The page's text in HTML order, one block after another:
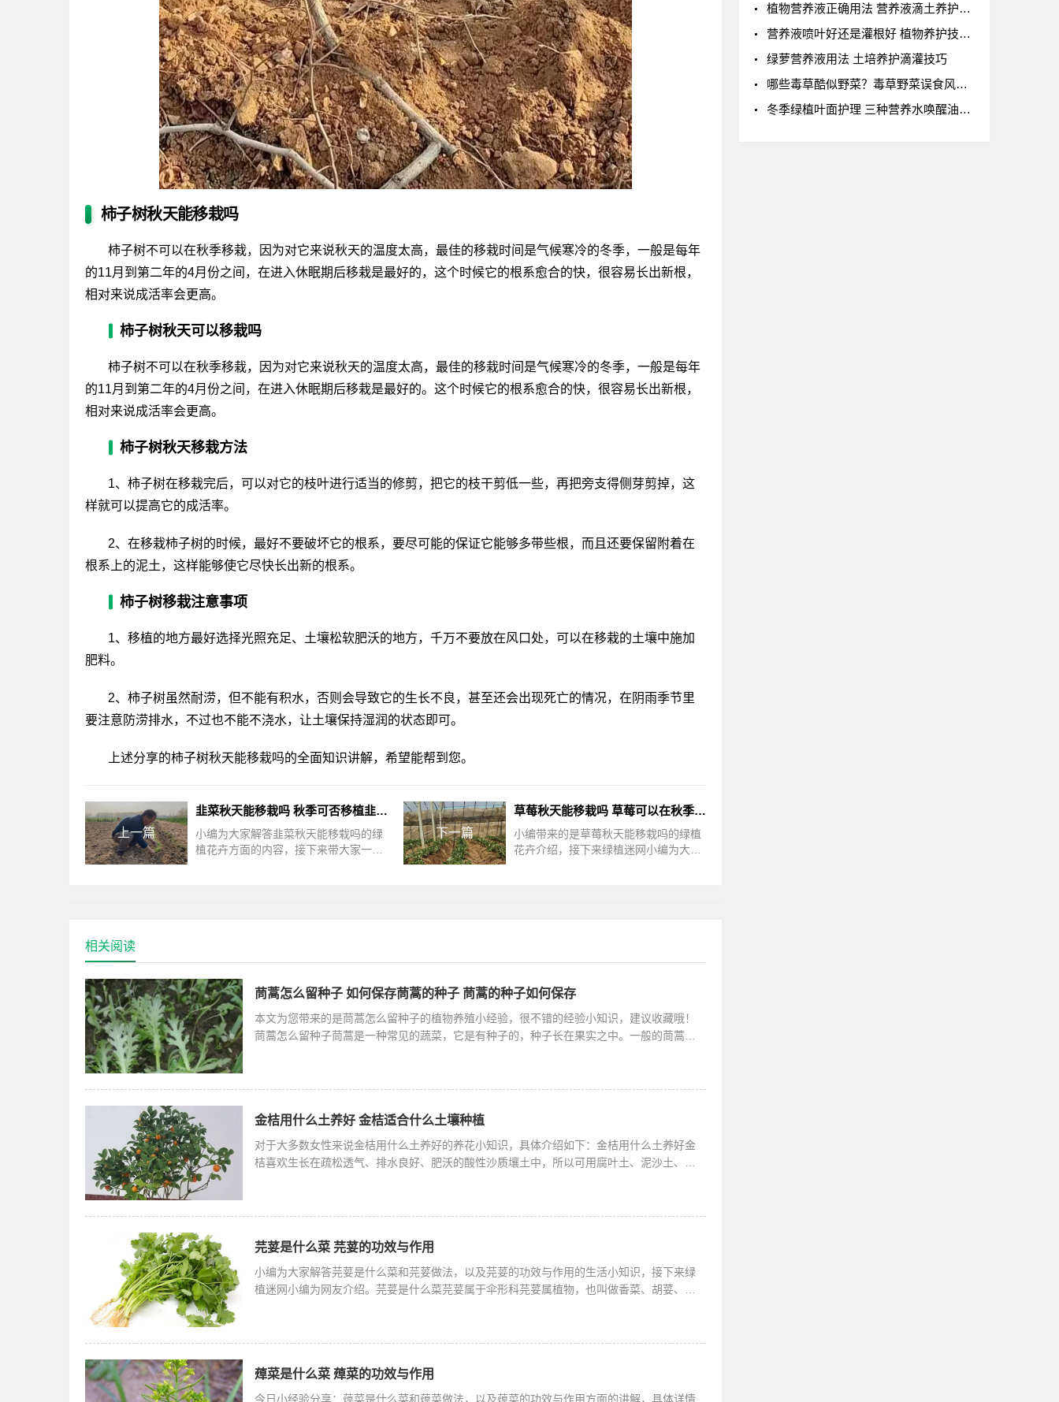
柿子树秋天能移栽吗
柿子树不可以在秋季移栽，因为对它来说秋天的温度太高，最佳的移栽时间是气候寒冷的冬季，一般是每年
的11月到第二年的4月份之间，在进入休眠期后移栽是最好的，这个时候它的根系愈合的快，很容易长出新根，
相对来说成活率会更高。
柿子树秋天可以移栽吗
柿子树不可以在秋季移栽，因为对它来说秋天的温度太高，最佳的移栽时间是气候寒冷的冬季，一般是每年
的11月到第二年的4月份之间，在进入休眠期后移栽是最好的。这个时候它的根系愈合的快，很容易长出新根，
相对来说成活率会更高。
柿子树秋天移栽方法
1、柿子树在移栽完后，可以对它的枝叶进行适当的修剪，把它的枝干剪低一些，再把旁支得侧芽剪掉，这
样就可以提高它的成活率。
2、在移栽柿子树的时候，最好不要破坏它的根系，要尽可能的保证它能够多带些根，而且还要保留附着在
根系上的泥土，这样能够使它尽快长出新的根系。
柿子树移栽注意事项
1、移植的地方最好选择光照充足、土壤松软肥沃的地方，千万不要放在风口处，可以在移栽的土壤中施加
肥料。
2、柿子树虽然耐涝，但不能有积水，否则会导致它的生长不良，甚至还会出现死亡的情况，在阴雨季节里
要注意防涝排水，不过也不能不浇水，让土壤保持湿润的状态即可。
上述分享的柿子树秋天能移栽吗的全面知识讲解，希望能帮到您。
上一篇
韭菜秋天能移栽吗 秋季可否移植韭菜？
小编为大家解答韭菜秋天能移栽吗的绿
植花卉方面的内容，接下来带大家一起
下一篇
草莓秋天能移栽吗 草莓可以在秋季移栽吗？
小编带来的是草莓秋天能移栽吗的绿植
花卉介绍，接下来绿植迷网小编为大家
相关阅读
茼蒿怎么留种子 如何保存茼蒿的种子 茼蒿的种子如何保存
本文为您带来的是茼蒿怎么留种子的植物养殖小经验，很不错的经验小知识，建议收藏哦！
茼蒿怎么留种子茼蒿是一种常见的蔬菜，它是有种子的，种子长在果实之中。一般的茼蒿再
金桔用什么土养好 金桔适合什么土壤种植
对于大多数女性来说金桔用什么土养好的养花小知识，具体介绍如下：金桔用什么土养好金
桔喜欢生长在疏松透气、排水良好、肥沃的酸性沙质壤土中，所以可用腐叶土、泥沙土、饼
芫荽是什么菜 芫荽的功效与作用
小编为大家解答芫荽是什么菜和芫荽做法，以及芫荽的功效与作用的生活小知识，接下来绿
植迷网小编为网友介绍。芫荽是什么菜芫荽属于伞形科芫荽属植物，也叫做香菜、胡荽、香
蔊菜是什么菜 蔊菜的功效与作用
今日小经验分享：蔊菜是什么菜和蔊菜做法，以及蔊菜的功效与作用方面的讲解，具体详情
植物营养液正确用法 营养液滴土养护与喷洒频率
营养液喷叶好还是灌根好 植物养护技巧全解答
绿萝营养液用法 土培养护滴灌技巧
哪些毒草酷似野菜？毒草野菜误食风险解析
冬季绿植叶面护理 三种营养水唤醒油亮生机